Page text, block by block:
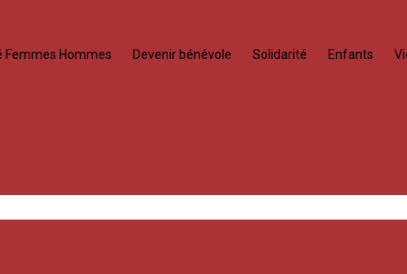
Femmes Hommes Devenir bénévole Solidarité Enfants